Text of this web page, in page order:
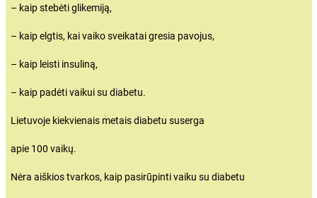
– kaip stebėti glikemiją,
– kaip elgtis, kai vaiko sveikatai gresia pavojus,
– kaip leisti insuliną,
– kaip padėti vaikui su diabetu.
Lietuvoje kiekvienais metais diabetu suserga
apie 100 vaikų.
Nėra aiškios tvarkos, kaip pasirūpinti vaiku su diabetu